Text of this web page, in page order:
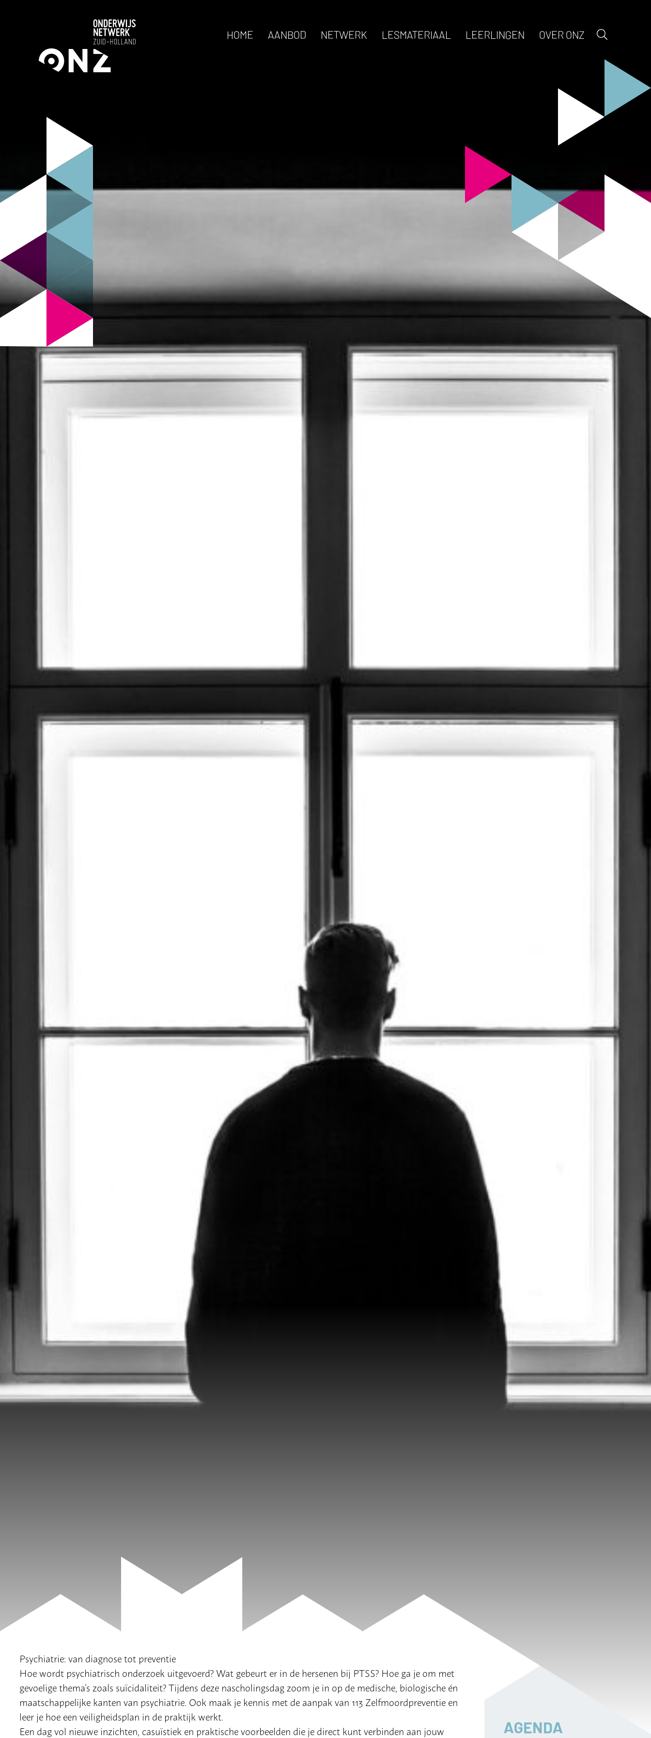
HOME AANBOD NETWERK LESMATERIAAL LEERLINGEN OVER ONZ
Psychiatrie: van diagnose tot preventie
Hoe wordt psychiatrisch onderzoek uitgevoerd? Wat gebeurt er in de hersenen bij PTSS? Hoe ga je om met
gevoelige thema’s zoals suïcidaliteit? Tijdens deze nascholingsdag zoom je in op de medische, biologische én
maatschappelijke kanten van psychiatrie. Ook maak je kennis met de aanpak van 113 Zelfmoordpreventie en
leer je hoe een veiligheidsplan in de praktijk werkt.
Een dag vol nieuwe inzichten, casuïstiek en praktische voorbeelden die je direct kunt verbinden aan jouw
AGENDA